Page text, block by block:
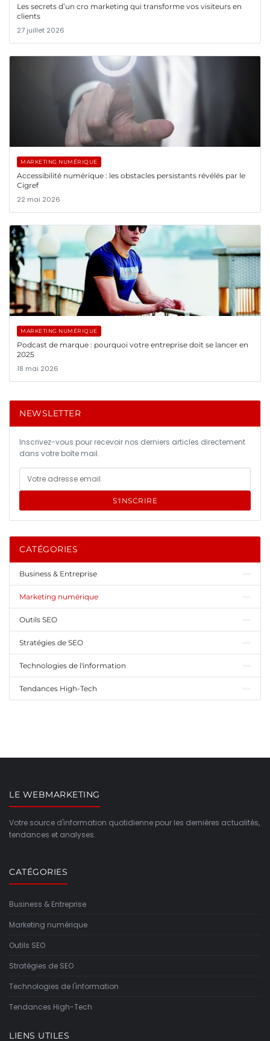
Les secrets d’un cro marketing qui transforme vos visiteurs en
clients
27 juillet 2026
MARKETING NUMÉRIQUE
Accessibilité numérique : les obstacles persistants révélés par le
Cigref
22 mai 2026
MARKETING NUMÉRIQUE
Podcast de marque : pourquoi votre entreprise doit se lancer en
2025
18 mai 2026
NEWSLETTER
Inscrivez-vous pour recevoir nos derniers articles directement
dans votre boîte mail.
S'INSCRIRE
CATÉGORIES
Business & Entreprise
Marketing numérique
Outils SEO
Stratégies de SEO
Technologies de l'information
Tendances High-Tech
LE WEBMARKETING
Votre source d'information quotidienne pour les dernières actualités,
tendances et analyses.
CATÉGORIES
Business & Entreprise
Marketing numérique
Outils SEO
Stratégies de SEO
Technologies de l'information
Tendances High-Tech
LIENS UTILES